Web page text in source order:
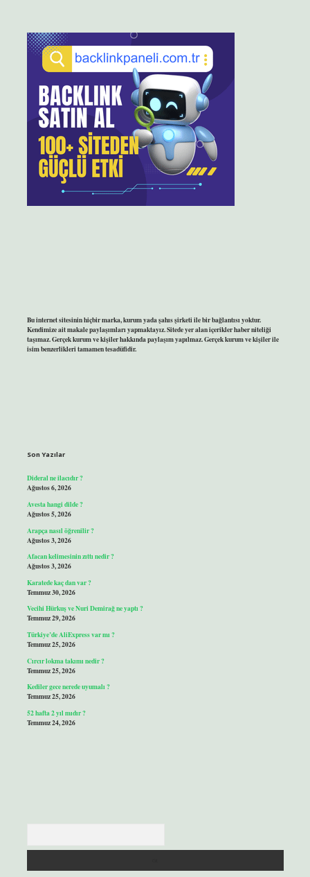
Bu internet sitesinin hiçbir marka, kurum yada şahıs şirketi ile bir bağlantısı yoktur.
Kendimize ait makale paylaşımları yapmaktayız. Sitede yer alan içerikler haber niteliği
taşımaz. Gerçek kurum ve kişiler hakkında paylaşım yapılmaz. Gerçek kurum ve kişiler ile
isim benzerlikleri tamamen tesadüfidir.
Son Yazılar
Dideral ne ilacıdır ?
Ağustos 6, 2026
Avesta hangi dilde ?
Ağustos 5, 2026
Arapça nasıl öğrenilir ?
Ağustos 3, 2026
Afacan kelimesinin zıttı nedir ?
Ağustos 3, 2026
Karatede kaç dan var ?
Temmuz 30, 2026
Vecihi Hürkuş ve Nuri Demirağ ne yaptı ?
Temmuz 29, 2026
Türkiye’de AliExpress var mı ?
Temmuz 25, 2026
Cırcır lokma takımı nedir ?
Temmuz 25, 2026
Kediler gece nerede uyumalı ?
Temmuz 25, 2026
52 hafta 2 yıl mıdır ?
Temmuz 24, 2026